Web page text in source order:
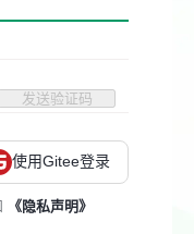
发送验证码
使用Gitee登录
《隐私声明》